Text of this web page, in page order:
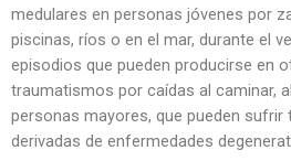
medulares en personas jóvenes por
piscinas, ríos o en el mar, durante el
episodios que pueden producirse en
traumatismos por caídas al caminar,
personas mayores, que pueden
derivadas de enfermedades